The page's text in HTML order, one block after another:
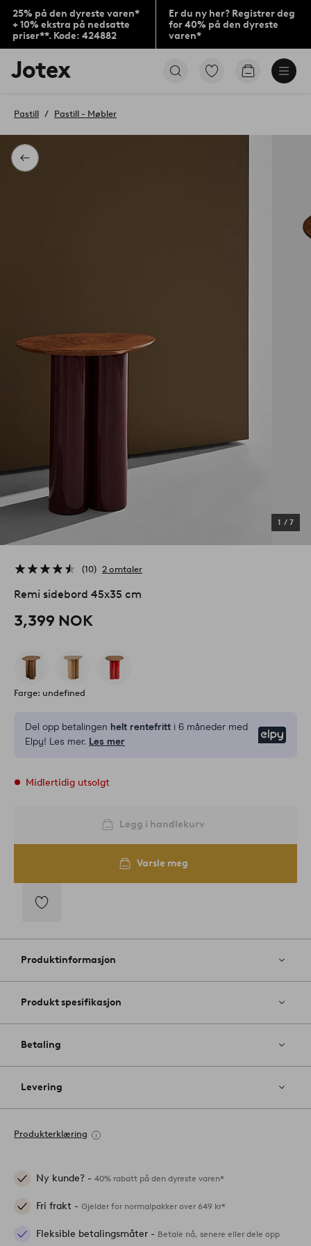
25% på den dyreste varen*
+ 10% ekstra på nedsatte
priser**. Kode: 424882
Er du ny her? Registrer deg
for 40% på den dyreste
varen*
Jotex’
logo
til
Gå
Gå
Tilbake
Pastill Pastill - Møbler
1 / 7
10 2 omtaler
Remi sidebord 45x35 cm
3,399 NOK
Farge: undefined
Del opp betalingen helt rentefritt i 6 måneder med
Elpy! Les mer. Les mer
Midlertidig utsolgt
Legg i handlekurv
Varsle meg
til
favoritter
Produktinformasjon
Produkt spesifikasjon
Betaling
Levering
Produkterklæring
Ny kunde? - 40% rabatt på den dyreste varen*
Fri frakt - Gjelder for normalpakker over 649 kr*
Fleksible betalingsmåter - Betale nå, senere eller dele opp